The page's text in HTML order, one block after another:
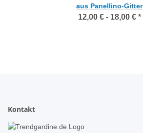
aus Panellino-Gitter
12,00 € - 18,00 € *
Kontakt